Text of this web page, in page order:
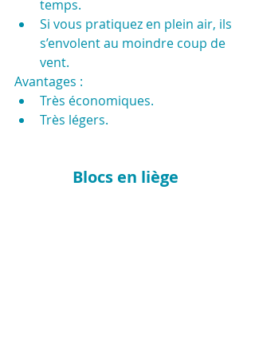
temps.
Si vous pratiquez en plein air, ils
s’envolent au moindre coup de
vent.
Avantages :
Très économiques.
Très légers.
Blocs en liège